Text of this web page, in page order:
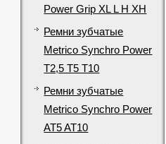
Power Grip XL L H XH
Ремни зубчатые
Metrico Synchro Power
T2,5 T5 T10
Ремни зубчатые
Metrico Synchro Power
AT5 AT10